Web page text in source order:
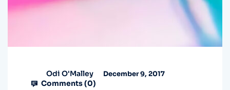
Odi O'Malley December 9, 2017
Comments (0)